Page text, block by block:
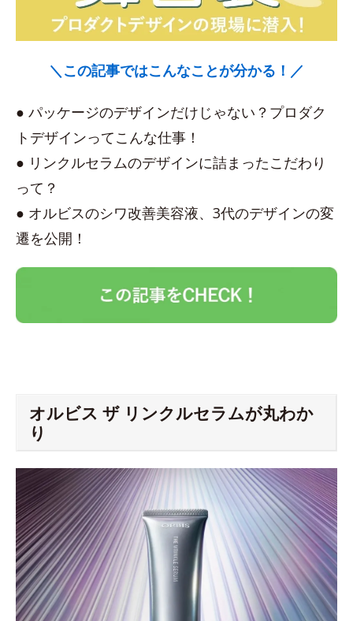
＼この記事ではこんなことが分かる！／
● パッケージのデザインだけじゃない？プロダク
トデザインってこんな仕事！
● リンクルセラムのデザインに詰まったこだわり
って？
● オルビスのシワ改善美容液、3代のデザインの変
遷を公開！
オルビス ザ リンクルセラムが丸わか
り